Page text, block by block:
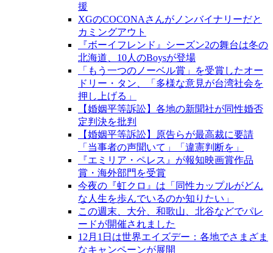
援
XGのCOCONAさんがノンバイナリーだと
カミングアウト
『ボーイフレンド』シーズン2の舞台は冬の
北海道、10人のBoysが登場
「もう一つのノーベル賞」を受賞したオー
ドリー・タン、「多様な意見が台湾社会を
押し上げる」
【婚姻平等訴訟】各地の新聞社が同性婚否
定判決を批判
【婚姻平等訴訟】原告らが最高裁に要請
「当事者の声聞いて」「違憲判断を」
『エミリア・ペレス』が報知映画賞作品
賞・海外部門を受賞
今夜の『虹クロ』は「同性カップルがどん
な人生を歩んでいるのか知りたい」
この週末、大分、和歌山、北谷などでパレ
ードが開催されました
12月1日は世界エイズデー：各地でさまざま
なキャンペーンが展開